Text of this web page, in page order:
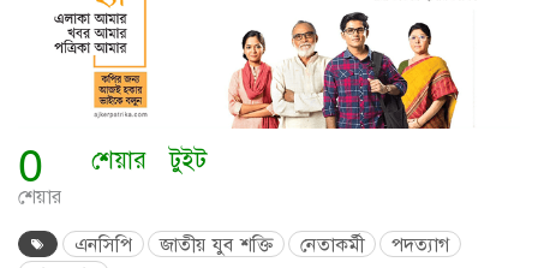
0
শেয়ার
শেয়ার টুইট
এনসিপি জাতীয় যুব শক্তি নেতাকর্মী
পদত্যাগ